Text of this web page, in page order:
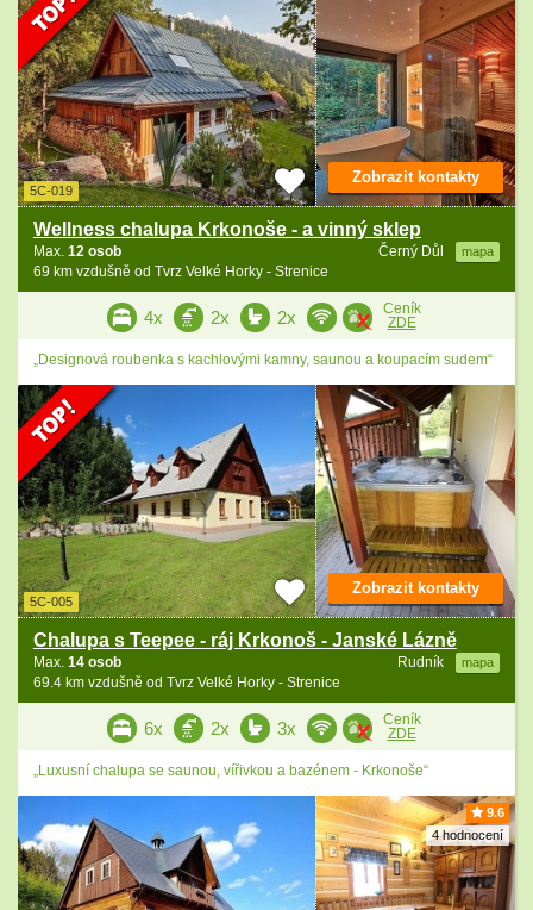
5C-019
Wellness chalupa Krkonoše - a vinný sklep
Černý Důl mapa
Max. 12 osob
69 km vzdušně od Tvrz Velké Horky - Strenice
Zobrazit kontakty
4x 2x 2x
Ceník
ZDE
„Designová roubenka s kachlovými kamny, saunou a koupacím sudem“
5C-005
Chalupa s Teepee - ráj Krkonoš - Janské Lázně
Rudník mapa
Max. 14 osob
69.4 km vzdušně od Tvrz Velké Horky - Strenice
Zobrazit kontakty
6x 2x 3x
Ceník
ZDE
„Luxusní chalupa se saunou, vířivkou a bazénem - Krkonoše“
9.6
4 hodnocení